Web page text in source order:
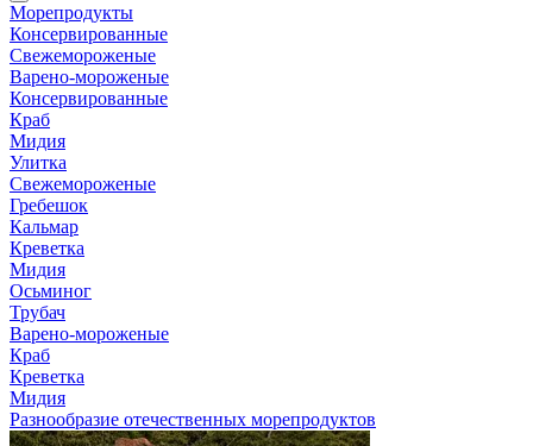
Морепродукты
Консервированные
Свежемороженые
Варено-мороженые
Консервированные
Краб
Мидия
Улитка
Свежемороженые
Гребешок
Кальмар
Креветка
Мидия
Осьминог
Трубач
Варено-мороженые
Краб
Креветка
Мидия
Разнообразие отечественных морепродуктов